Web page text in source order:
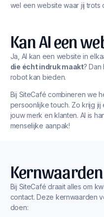
wel een website waar jij trots
Kan AI een
Ja, AI kan een website in
die écht indruk maakt?
robot kan bieden.
Bij SiteCafé combineren we
persoonlijke touch. Zo krijg
jouw merk en klanten. AI is
menselijke aanpak!
Bij SiteCafé draait alles om
contact. Deze kernwaarden
doen: